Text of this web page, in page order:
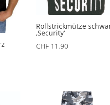
Rollstrickmütze
‚Security‘
CHF11.90